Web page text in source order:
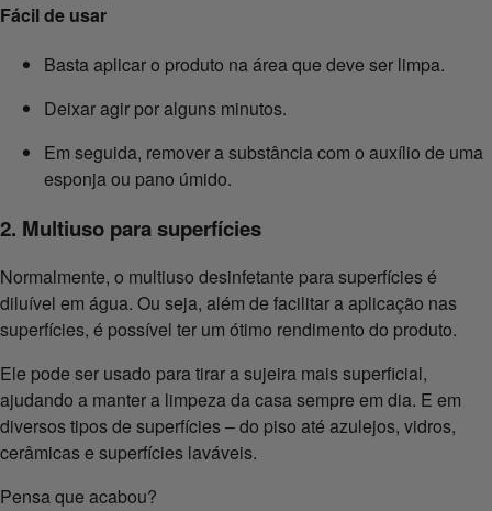
Fácil de usar
Basta aplicar o produto na área que deve ser limpa.
Deixar agir por alguns minutos.
Em seguida, remover a substância com o auxílio de uma
esponja ou pano úmido.
2. Multiuso para superfícies
Normalmente, o multiuso desinfetante para superfícies é
diluível em água. Ou seja, além de facilitar a aplicação nas
superfícies, é possível ter um ótimo rendimento do produto.
Ele pode ser usado para tirar a sujeira mais superficial,
ajudando a manter a limpeza da casa sempre em dia. E em
diversos tipos de superfícies – do piso até azulejos, vidros,
cerâmicas e superfícies laváveis.
Pensa que acabou?